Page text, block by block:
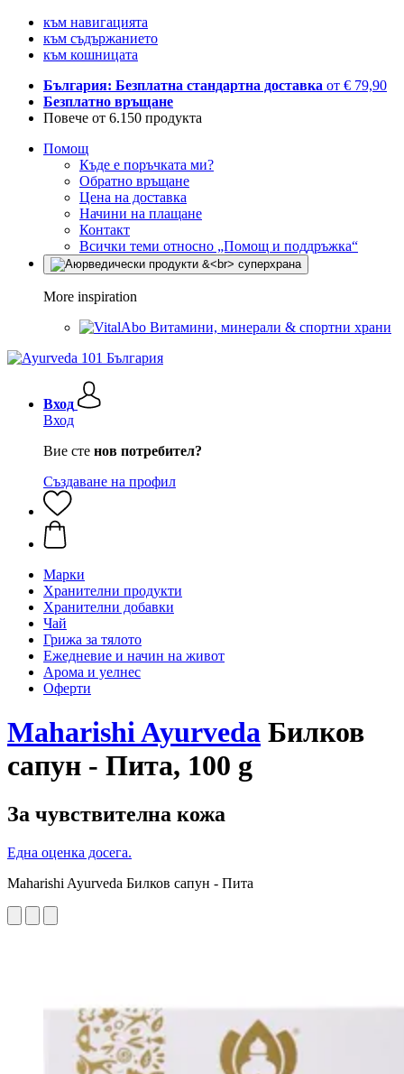
към навигацията
към съдържанието
към кошницата
България: Безплатна стандартна доставка от € 79,90
Безплатно връщане
Повече от 6.150 продукта
Помощ
Къде е поръчката ми?
Обратно връщане
Цена на доставка
Начини на плащане
Контакт
Всички теми относно „Помощ и поддръжка“
More inspiration
Витамини, минерали & спортни храни
Вход
Вход
Вие сте нов потребител?
Създаване на профил
Марки
Хранителни продукти
Хранителни добавки
Чай
Грижа за тялото
Ежедневие и начин на живот
Арома и уелнес
Оферти
Maharishi Ayurveda Билков
сапун - Пита, 100 g
За чувствителна кожа
Една оценка досега.
Maharishi Ayurveda Билков сапун - Пита